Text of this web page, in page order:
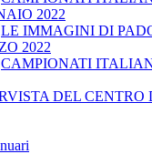
2022
LE IMMAGINI DI
2022
CAMPIONATI
DEL